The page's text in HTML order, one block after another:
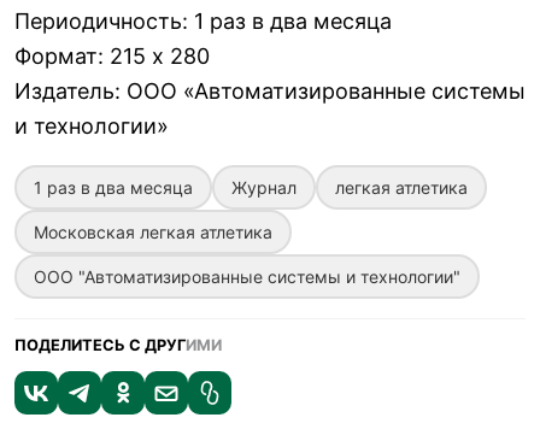
Периодичность: 1 раз в два месяца
Формат: 215 х 280
Издатель: ООО «Автоматизированные системы
и технологии»
1 раз в два месяца Журнал легкая атлетика
Московская легкая атлетика
ООО "Автоматизированные системы и технологии"
ПОДЕЛИТЕСЬ С ДРУГИМИ